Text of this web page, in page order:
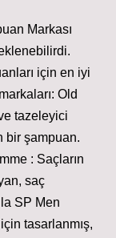
Markası
için en iyi
Old
tazeleyici
bir şampuan.
: Saçların
saç
SP Men
tasarlanmış,